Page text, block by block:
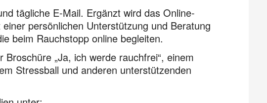
tägliche E-Mail. Ergänzt wird das Online-
persönlichen Unterstützung und Beratung
beim Rauchstopp online begleiten.
„Ja, ich werde rauchfrei“, einem
Stressball und anderen unterstützenden